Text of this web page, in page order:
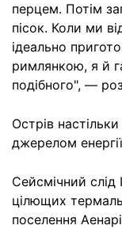
перцем. Потім
пісок. Коли ми
ідеально
римлянкою, я й
подібного", —
Острів
джерелом
Сейсмічний слід
цілющих
поселення